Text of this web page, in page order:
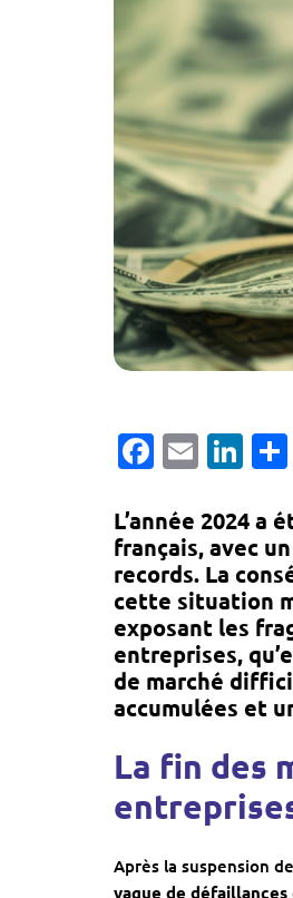
Facebook
Email
L’année 2024
français, avec
records. La
cette situation
exposant les
entreprises,
de marché
accumulées et
La fin des
Après la suspension
vague de défaillances